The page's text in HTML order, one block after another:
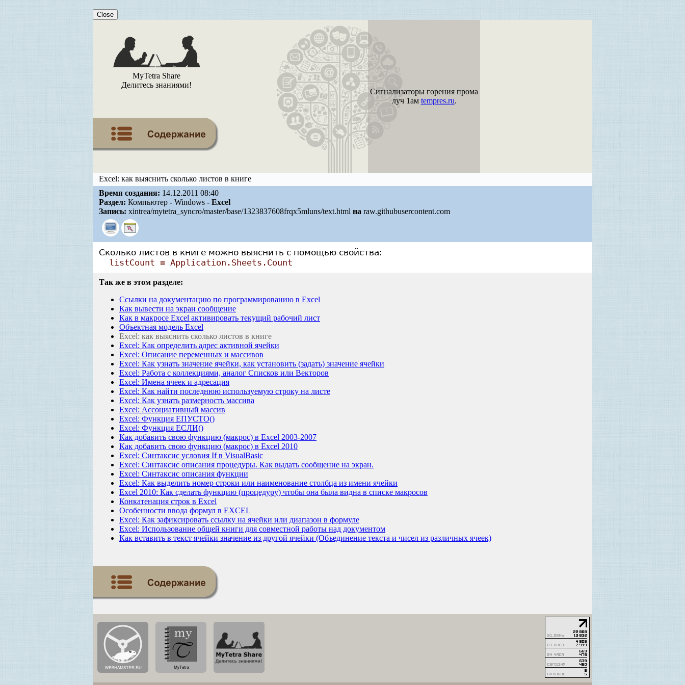
Close
MyTetra Share
Делитесь знаниями!
Сигнализаторы горения прома
луч 1ам tempres.ru.
Excel: как выяснить сколько листов в книге
Время создания: 14.12.2011 08:40
Раздел: Компьютер - Windows - Excel
Запись: xintrea/mytetra_syncro/master/base/1323837608frqx5mluns/text.html на raw.githubusercontent.com
Сколько листов в книге можно выяснить с помощью свойства:
listCount = Application.Sheets.Count
Так же в этом разделе:
Ссылки на документацию по программированию в Excel
Как вывести на экран сообщение
Как в макросе Excel активировать текущий рабочий лист
Объектная модель Excel
Excel: как выяснить сколько листов в книге
Excel: Как определить адрес активной ячейки
Excel: Описание переменных и массивов
Excel: Как узнать значение ячейки, как установить (задать) значение ячейки
Excel: Работа с коллекциями, аналог Списков или Векторов
Excel: Имена ячеек и адресация
Excel: Как найти последнюю используемую строку на листе
Excel: Как узнать размерность массива
Excel: Ассоциативный массив
Excel: Функция ЕПУСТО()
Excel: Функция ЕСЛИ()
Как добавить свою функцию (макрос) в Excel 2003-2007
Как добавить свою функцию (макрос) в Excel 2010
Excel: Синтаксис условия If в VisualBasic
Excel: Синтаксис описания процедуры. Как выдать сообщение на экран.
Excel: Синтаксис описания функции
Excel: Как выделить номер строки или наименование столбца из имени ячейки
Excel 2010: Как сделать функцию (процедуру) чтобы она была видна в списке макросов
Конкатенация строк в Excel
Особенности ввода формул в EXCEL
Excel: Как зафиксировать ссылку на ячейки или диапазон в формуле
Excel: Использование общей книги для совместной работы над документом
Как вставить в текст ячейки значение из другой ячейки (Объединение текста и чисел из различных ячеек)